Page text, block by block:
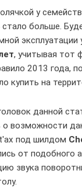
у
больше.
эксплуатации
, учитывая тот
2013 года,
купить на
данной
о возможности
под шилдом
от подобного
звука